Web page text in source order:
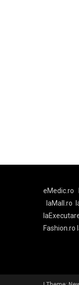
eMedic.ro
laMall.ro
Fashion.ro